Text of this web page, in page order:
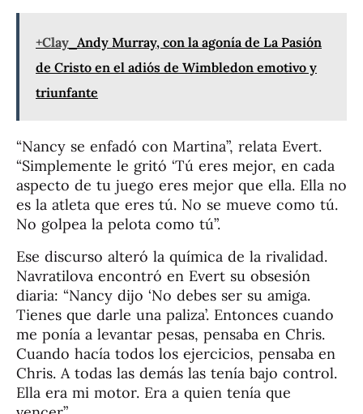
+Clay Andy Murray, con la agonía de La Pasión
de Cristo en el adiós de Wimbledon emotivo y
triunfante
“Nancy se enfadó con Martina”, relata Evert.
“Simplemente le gritó ‘Tú eres mejor, en cada
aspecto de tu juego eres mejor que ella. Ella no
es la atleta que eres tú. No se mueve como tú.
No golpea la pelota como tú”.
Ese discurso alteró la química de la rivalidad.
Navratilova encontró en Evert su obsesión
diaria: “Nancy dijo ‘No debes ser su amiga.
Tienes que darle una paliza’. Entonces cuando
me ponía a levantar pesas, pensaba en Chris.
Cuando hacía todos los ejercicios, pensaba en
Chris. A todas las demás las tenía bajo control.
Ella era mi motor. Era a quien tenía que